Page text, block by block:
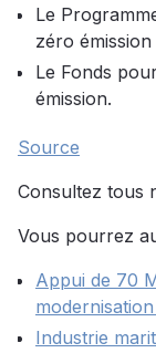
Le
zéro émission
Le Fonds
émission.
Source
Consultez tous
Vous pourrez
Appui de 70
Industrie